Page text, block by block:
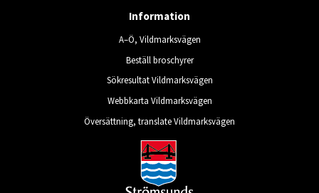
Information
A–Ö, Vildmarksvägen
Beställ broschyrer
Sökresultat Vildmarksvägen
Webbkarta Vildmarksvägen
Översättning, translate Vildmarksvägen